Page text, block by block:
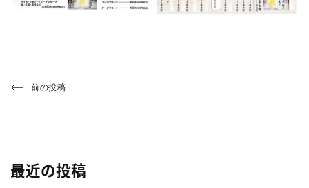
投
ゲ
Previous
前の投稿
最近の投稿